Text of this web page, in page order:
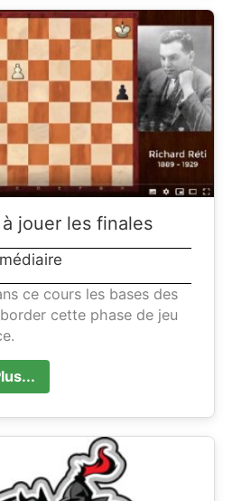
jouer les finales
ce cours les bases des
cette phase de jeu